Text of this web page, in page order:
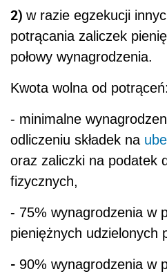
2) w razie egzekucji
potrącania zaliczek
połowy wynagrodzenia.
Kwota wolna od potrąceń:
- minimalne
odliczeniu składek na
oraz zaliczki na podatek
fizycznych,
- 75% wynagrodzenia w
pieniężnych udzielonych
- 90% wynagrodzenia w